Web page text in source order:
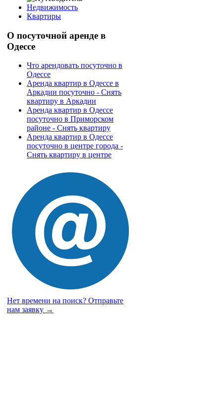
Недвижимость
Квартиры
О посуточной аренде в
Одессе
Что арендовать посуточно в
Одессе
Аренда квартир в Одессе в
Аркадии посуточно - Снять
квартиру в Аркадии
Аренда квартир в Одессе
посуточно в Приморском
районе - Снять квартиру
Аренда квартир в Одессе
посуточно в центре города -
Снять квартиру в центре
Нет времени на поиск? Отправьте
нам заявку →